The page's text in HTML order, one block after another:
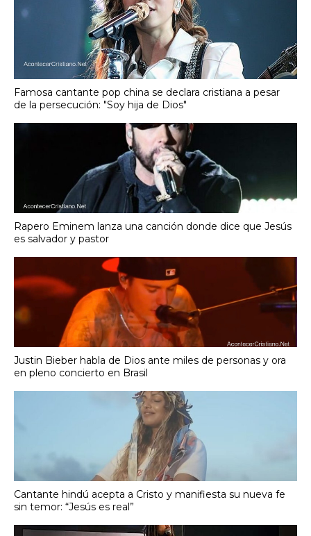
Famosa cantante pop china se declara cristiana a pesar
de la persecución: "Soy hija de Dios"
Rapero Eminem lanza una canción donde dice que Jesús
es salvador y pastor
Justin Bieber habla de Dios ante miles de personas y ora
en pleno concierto en Brasil
Cantante hindú acepta a Cristo y manifiesta su nueva fe
sin temor: “Jesús es real”